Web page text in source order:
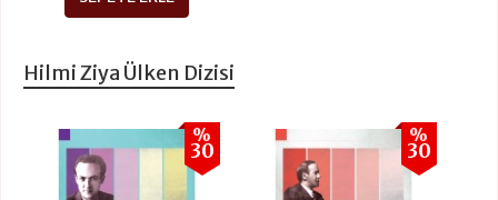
Hilmi Ziya Ülken Dizisi
%
30
%
30